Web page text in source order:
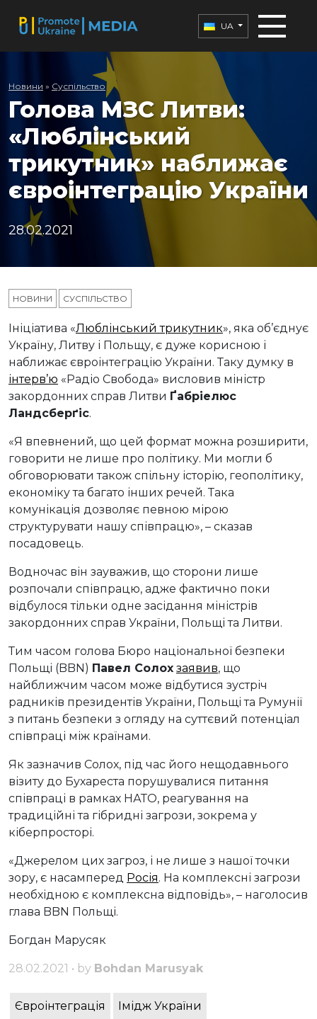
UA
Новини » Суспільство
Голова МЗС Литви:
«Люблінський
трикутник» наближає
євроінтеграцію України
28.02.2021
НОВИНИ СУСПІЛЬСТВО
Ініціатива «Люблінський трикутник», яка об’єднує
Україну, Литву і Польщу, є дуже корисною і
наближає євроінтеграцію України. Таку думку в
інтерв’ю «Радіо Свобода» висловив міністр
закордонних справ Литви Ґабріелюс
Ландсберґіс.
«Я впевнений, що цей формат можна розширити,
говорити не лише про політику. Ми могли б
обговорювати також спільну історію, геополітику,
економіку та багато інших речей. Така
комунікація дозволяє певною мірою
структурувати нашу співпрацю», – сказав
посадовець.
Водночас він зауважив, що сторони лише
розпочали співпрацю, адже фактично поки
відбулося тільки одне засідання міністрів
закордонних справ України, Польщі та Литви.
Тим часом голова Бюро національної безпеки
Польщі (BBN) Павел Солох заявив, що
найближчим часом може відбутися зустріч
радників президентів України, Польщі та Румунії
з питань безпеки з огляду на суттєвий потенціал
співпраці між країнами.
Як зазначив Солох, під час його нещодавнього
візиту до Бухареста порушувалися питання
співпраці в рамках НАТО, реагування на
традиційні та гібридні загрози, зокрема у
кіберпросторі.
«Джерелом цих загроз, і не лише з нашої точки
зору, є насамперед Росія. На комплексні загрози
необхідною є комплексна відповідь», – наголосив
глава BBN Польщі.
Богдан Марусяк
28.02.2021 • by Bohdan Marusyak
Євроінтеграція Імідж України